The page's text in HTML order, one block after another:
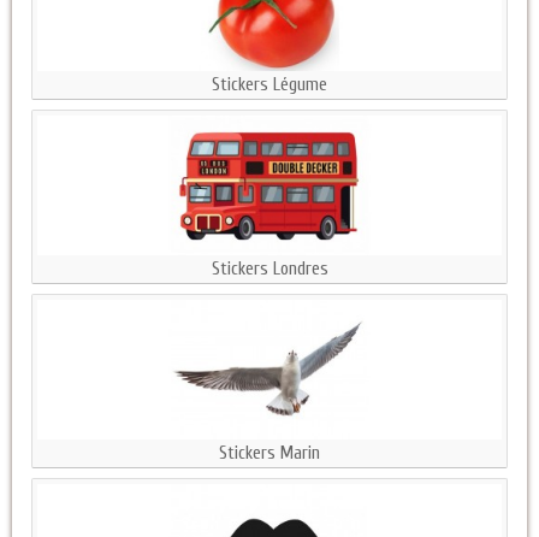
Stickers Légume
Stickers Londres
Stickers Marin